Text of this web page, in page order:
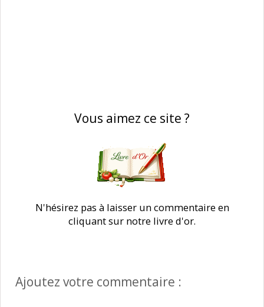
Vous aimez ce site ?
N'hésirez pas à laisser un commentaire en
cliquant sur notre livre d'or.
Ajoutez votre commentaire :